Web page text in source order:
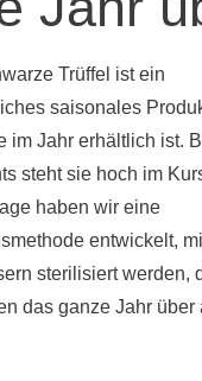
saisonales
im Jahr erhältlich ist.
steht sie hoch im
haben wir eine
entwickelt,
sterilisiert werden,
das ganze Jahr über